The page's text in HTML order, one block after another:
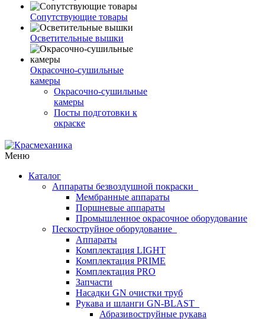
Сопутствующие товары
Осветительные вышки
Окрасочно-сушильные
камеры
Окрасочно-сушильные
камеры
Посты подготовки к
окраске
Меню
Каталог
Аппараты безвоздушной покраски
Мембранные аппараты
Поршневые аппараты
Промышленное окрасочное оборудование
Пескоструйное оборудование
Аппараты
Комплектация LIGHT
Комплектация PRIME
Комплектация PRO
Запчасти
Насадки GN очистки труб
Рукава и шланги GN-BLAST
Абразивоструйные рукава